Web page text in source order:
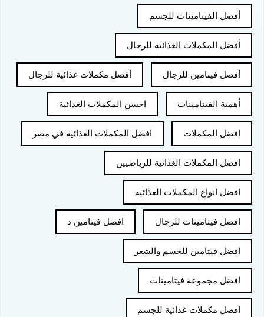
أفضل الفيتامينات للجسم
أفضل المكملات الغذائية للرجال
أفضل فيتامين للرجال أفضل مكملات غذائية للرجال
أهمية الفيتامينات احسن المكملات الغذائية
افضل المكملات افضل المكملات الغذائية في مصر
افضل المكملات الغذائية للرياضيين
افضل انواع المكملات الغذائيه
افضل فيتامينات للرجال افضل فيتامين د
افضل فيتامين للجسم والشعر
افضل مجموعة فيتامينات
افضل مكملات غذائية للجسم